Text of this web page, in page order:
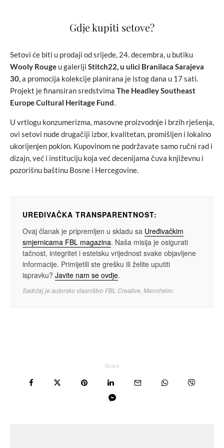
Gdje kupiti setove?
Setovi će biti u prodaji od srijede, 24. decembra, u butiku
Wooly Rouge u galeriji Stitch22, u ulici Branilaca Sarajeva
30, a promocija kolekcije planirana je istog dana u 17 sati.
Projekt je finansiran sredstvima The Headley Southeast
Europe Cultural Heritage Fund.
U vrtlogu konzumerizma, masovne proizvodnje i brzih rješenja,
ovi setovi nude drugačiji izbor, kvalitetan, promišljen i lokalno
ukorijenjen poklon. Kupovinom ne podržavate samo ručni rad i
dizajn, već i instituciju koja već decenijama čuva književnu i
pozorišnu baštinu Bosne i Hercegovine.
UREĐIVAČKA TRANSPARENTNOST:
Ovaj članak je pripremljen u skladu sa Uređivačkim
smjernicama FBL magazina. Naša misija je osigurati
tačnost, integritet i estetsku vrijednost svake objavljene
informacije. Primijetili ste grešku ili želite uputiti
ispravku? Javite nam se ovdje.
Sadržaj je autorsko vlasništvo FBL Creative, Mannheim.
Share